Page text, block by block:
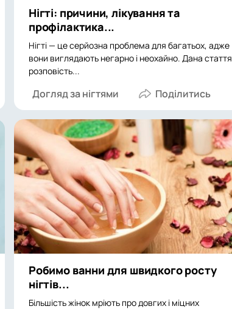
Нігті: причини, лікування та
профілактика...
Нігті — це серйозна проблема для багатьох, адже
вони виглядають негарно і неохайно. Дана стаття
розповість...
Догляд за нігтями
Робимо ванни для швидкого росту
нігтів...
Більшість жінок мріють про довгих і міцних